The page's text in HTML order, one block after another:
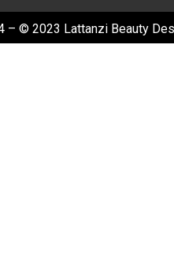
– © 2023 Lattanzi Beauty